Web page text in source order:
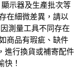
示器及生產批次等
在細微差異，請以
測量工具不同存在
商品有瑕疵、缺件
進行換貨或補寄配件
快！